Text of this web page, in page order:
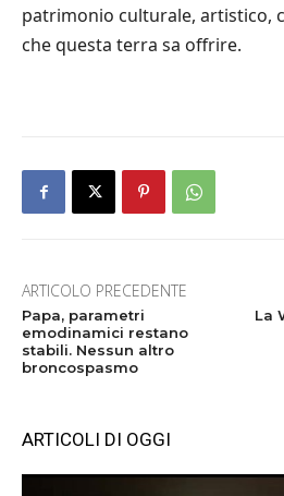
patrimonio culturale, artistico,
che questa terra sa offrire.
ARTICOLO PRECEDENTE
Papa, parametri
emodinamici restano
stabili. Nessun altro
broncospasmo
La
ARTICOLI DI OGGI